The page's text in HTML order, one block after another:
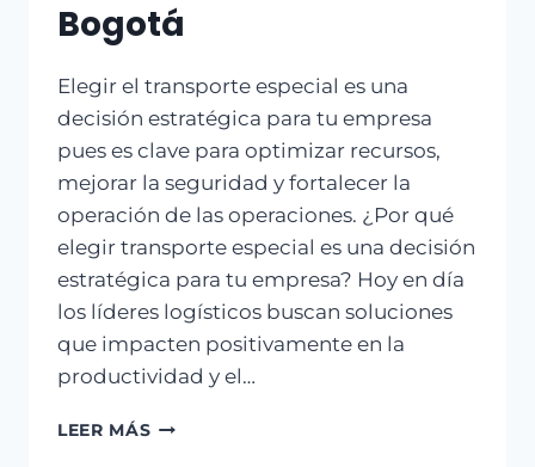
Bogotá
Elegir el transporte especial es una
decisión estratégica para tu empresa
pues es clave para optimizar recursos,
mejorar la seguridad y fortalecer la
operación de las operaciones. ¿Por qué
elegir transporte especial es una decisión
estratégica para tu empresa? Hoy en día
los líderes logísticos buscan soluciones
que impacten positivamente en la
productividad y el…
LEER MÁS